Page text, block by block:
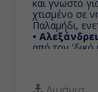
και γνωστό
χτισμένο σε
Παλαμήδι,
•
από τον 'δικό
πόλη
ως ο φάρος
•